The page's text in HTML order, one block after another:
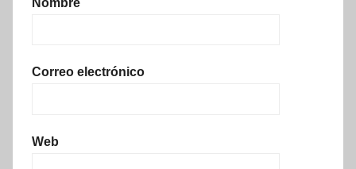
Correo electrónico
Web